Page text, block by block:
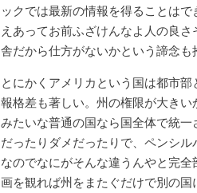
ックでは最新の情報を得ることは
えあってお前ふざけんなよ人の良
舎だから仕方がないかという諦念も
とにかくアメリカという国は都市
報格差も著しい。州の権限が大き
みたいな普通の国なら国全体で統
だったりダメだったりで、ペンシ
なのでなにがそんな違うんやと完
画を観れば州をまたぐだけで別の国